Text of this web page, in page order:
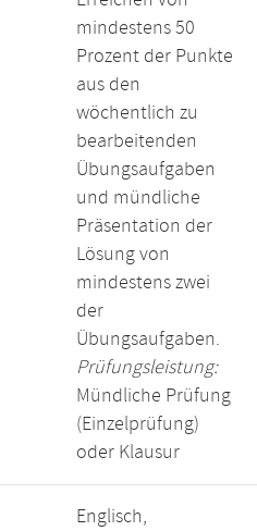
mindestens 50
Prozent der Punkte
aus den
wöchentlich zu
bearbeitenden
Übungsaufgaben
und mündliche
Präsentation der
Lösung von
mindestens zwei
der
Übungsaufgaben.
Prüfungsleistung:
Mündliche Prüfung
(Einzelprüfung)
oder Klausur
Englisch,